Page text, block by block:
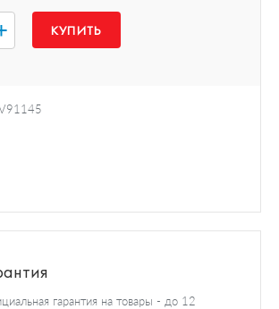
гарантия на товары - до 12